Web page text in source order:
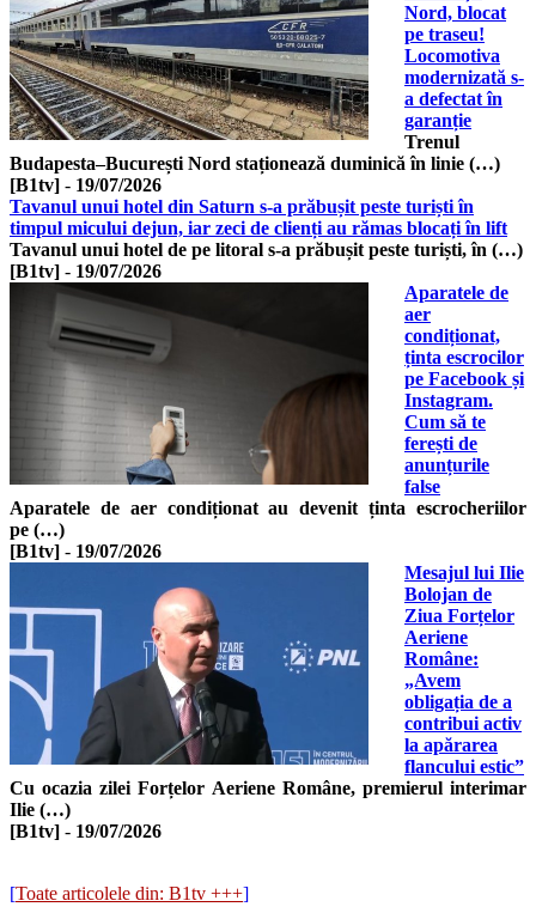
Nord, blocat
pe traseu!
Locomotiva
modernizată s-
a defectat în
garanție
Trenul
Budapesta–București Nord staționează duminică în linie (…)
[B1tv] - 19/07/2026
Tavanul unui hotel din Saturn s-a prăbușit peste turiști în
timpul micului dejun, iar zeci de clienți au rămas blocați în lift
Tavanul unui hotel de pe litoral s-a prăbușit peste turiști, în (…)
[B1tv] - 19/07/2026
Aparatele de
aer
condiționat,
ținta escrocilor
pe Facebook și
Instagram.
Cum să te
ferești de
anunțurile
false
Aparatele de aer condiționat au devenit ținta escrocheriilor
pe (…)
[B1tv] - 19/07/2026
Mesajul lui Ilie
Bolojan de
Ziua Forțelor
Aeriene
Române:
„Avem
obligația de a
contribui activ
la apărarea
flancului estic”
Cu ocazia zilei Forțelor Aeriene Române, premierul interimar
Ilie (…)
[B1tv] - 19/07/2026
[Toate articolele din: B1tv +++]